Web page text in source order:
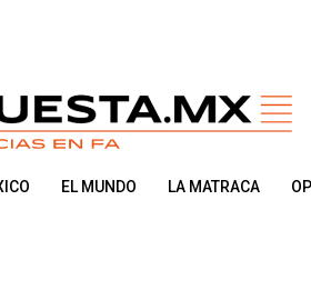
EL MUNDO LA MATRACA